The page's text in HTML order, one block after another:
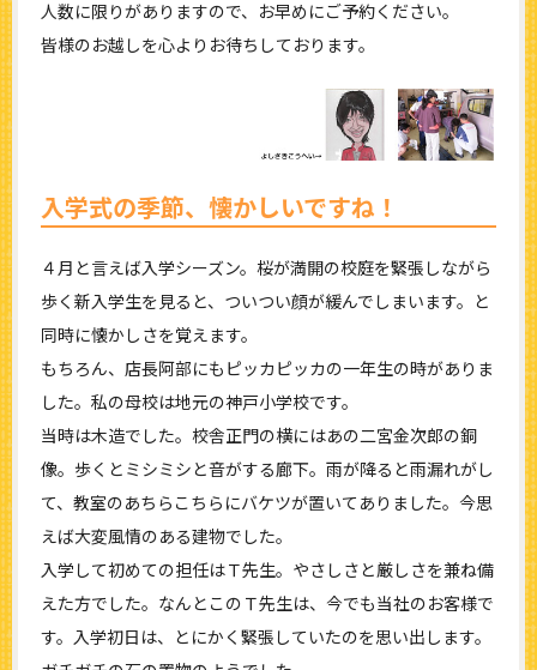
人数に限りがありますので、お早めにご予約ください。
皆様のお越しを心よりお待ちしております。
入学式の季節、懐かしいですね！
４月と言えば入学シーズン。桜が満開の校庭を緊張しながら
歩く新入学生を見ると、ついつい顔が緩んでしまいます。と
同時に懐かしさを覚えます。
もちろん、店長阿部にもピッカピッカの一年生の時がありま
した。私の母校は地元の神戸小学校です。
当時は木造でした。校舎正門の横にはあの二宮金次郎の銅
像。歩くとミシミシと音がする廊下。雨が降ると雨漏れがし
て、教室のあちらこちらにバケツが置いてありました。今思
えば大変風情のある建物でした。
入学して初めての担任はＴ先生。やさしさと厳しさを兼ね備
えた方でした。なんとこのＴ先生は、今でも当社のお客様で
す。入学初日は、とにかく緊張していたのを思い出します。